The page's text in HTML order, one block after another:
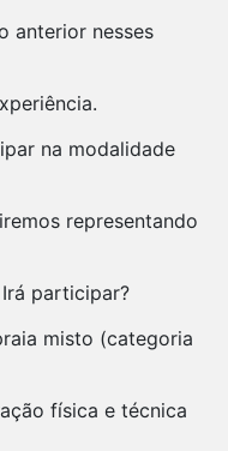
anterior nesses
na modalidade
representando
participar?
misto (categoria
física e técnica